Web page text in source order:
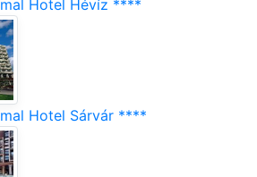
Hotel Hévíz ****
Hotel Sárvár ****